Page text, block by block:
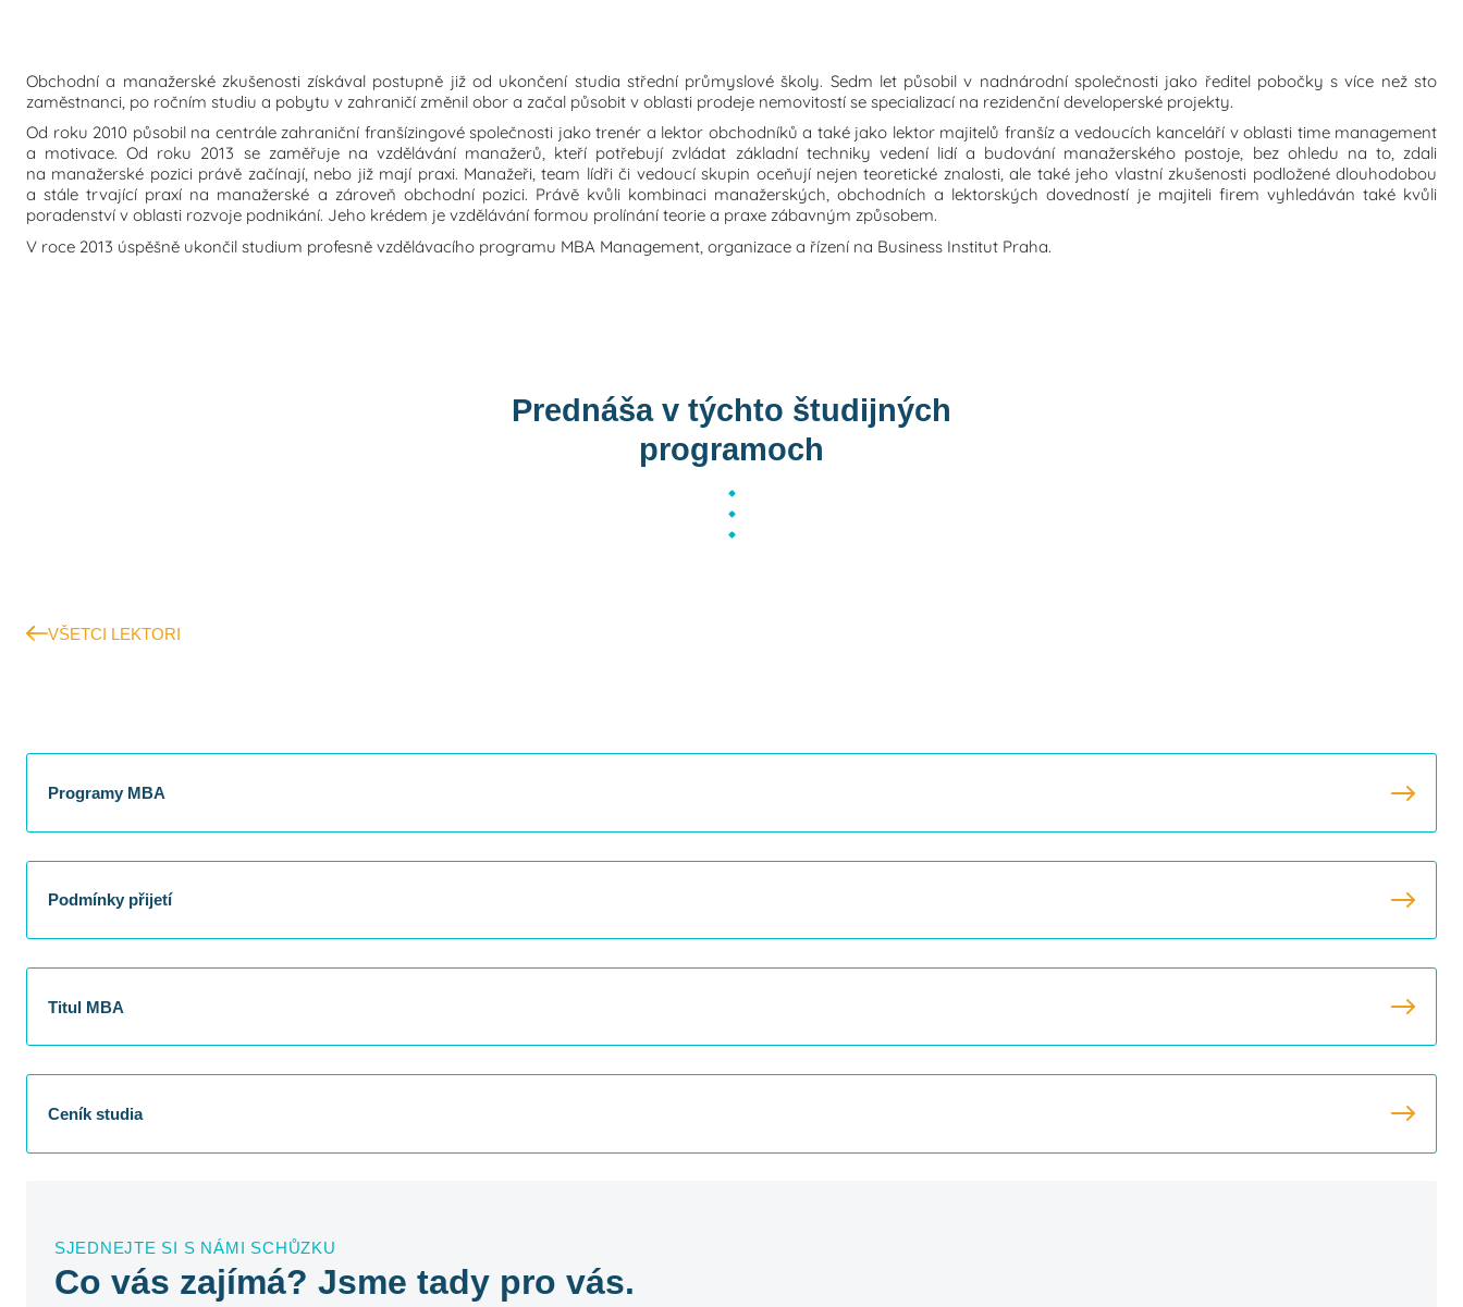
Obchodní a manažerské zkušenosti získával postupně již od ukončení studia střední průmyslové školy. Sedm let působil v nadnárodní společnosti jako ředitel pobočky s více než sto
zaměstnanci, po ročním studiu a pobytu v zahraničí změnil obor a začal působit v oblasti prodeje nemovitostí se specializací na rezidenční developerské projekty.
Od roku 2010 působil na centrále zahraniční franšízingové společnosti jako trenér a lektor obchodníků a také jako lektor majitelů franšíz a vedoucích kanceláří v oblasti time management
a motivace. Od roku 2013 se zaměřuje na vzdělávání manažerů, kteří potřebují zvládat základní techniky vedení lidí a budování manažerského postoje, bez ohledu na to, zdali
na manažerské pozici právě začínají, nebo již mají praxi. Manažeři, team lídři či vedoucí skupin oceňují nejen teoretické znalosti, ale také jeho vlastní zkušenosti podložené dlouhodobou
a stále trvající praxí na manažerské a zároveň obchodní pozici. Právě kvůli kombinaci manažerských, obchodních a lektorských dovedností je majiteli firem vyhledáván také kvůli
poradenství v oblasti rozvoje podnikání. Jeho krédem je vzdělávání formou prolínání teorie a praxe zábavným způsobem.
V roce 2013 úspěšně ukončil studium profesně vzdělávacího programu MBA Management, organizace a řízení na Business Institut Praha.
Prednáša v týchto študijných
programoch
VŠETCI LEKTORI
Programy MBA
Podmínky přijetí
Titul MBA
Ceník studia
SJEDNEJTE SI S NÁMI SCHŮZKU
Co vás zajímá? Jsme tady pro vás.